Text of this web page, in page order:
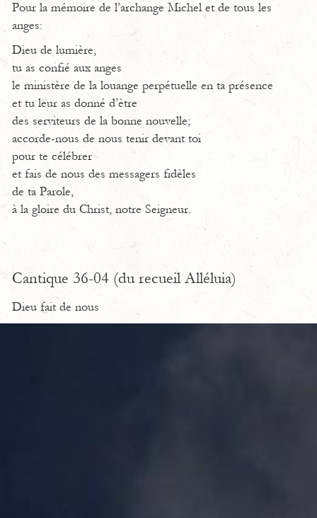
Pour la mémoire de l’archange Michel et de tous les
anges:
Dieu de lumière,
tu as confié aux anges
le ministère de la louange perpétuelle en ta présence
et tu leur as donné d’être
des serviteurs de la bonne nouvelle;
accorde-nous de nous tenir devant toi
pour te célébrer
et fais de nous des messagers fidèles
de ta Parole,
à la gloire du Christ, notre Seigneur.
Cantique 36-04 (du recueil Alléluia)
Dieu fait de nous